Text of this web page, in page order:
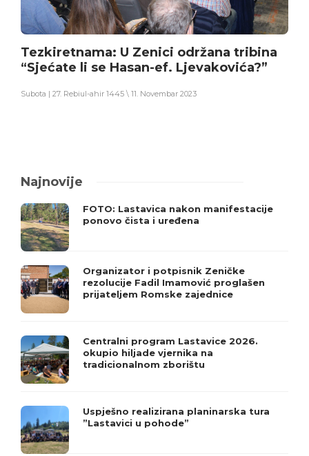
Tezkiretnama: U Zenici održana tribina
“Sjećate li se Hasan-ef. Ljevakovića?”
Subota | 27. Rebiul-ahir 1445 \ 11. Novembar 2023
Najnovije
FOTO: Lastavica nakon manifestacije
ponovo čista i uređena
Organizator i potpisnik Zeničke
rezolucije Fadil Imamović proglašen
prijateljem Romske zajednice
Centralni program Lastavice 2026.
okupio hiljade vjernika na
tradicionalnom zborištu
Uspješno realizirana planinarska tura
”Lastavici u pohode”